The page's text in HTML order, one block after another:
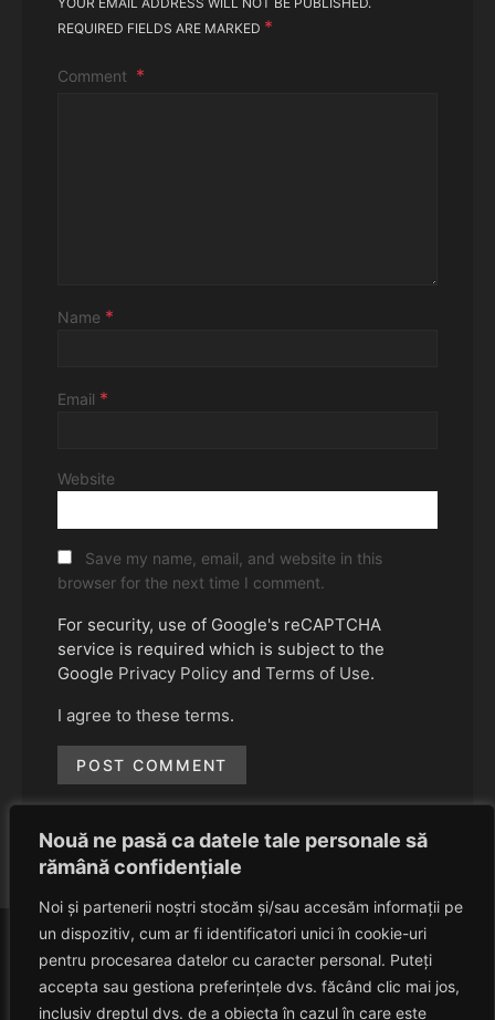
Nouă ne pasă ca datele tale personale să
rămână confidențiale
Noi și partenerii noștri stocăm și/sau accesăm informații pe
un dispozitiv, cum ar fi identificatori unici în cookie-uri
pentru procesarea datelor cu caracter personal. Puteți
accepta sau gestiona preferințele dvs. făcând clic mai jos,
inclusiv dreptul dvs. de a obiecta în cazul în care este
REQUIRED FIELDS ARE MARKED *
Comment
Name *
Email *
Website
Save my name, email, and website in this
browser for the next time I comment.
For security, use of Google's reCAPTCHA
service is required which is subject to the
Google Privacy Policy and Terms of Use.
I agree to these terms.